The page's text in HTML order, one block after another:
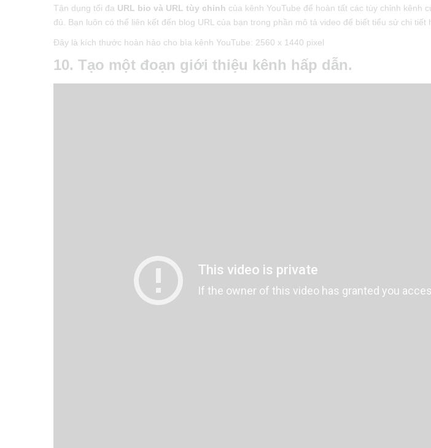
Tận dụng tối đa URL bio và URL tùy chỉnh của kênh YouTube để hoàn tất các tùy chỉnh kênh
đủ. Bạn luôn có thể liên kết đến blog URL của bạn trong phần mô tả video để biết tiểu sử chi tiết
Đây là kích thước hoàn hảo cho bìa kênh YouTube: 2560 x 1440 pixel
10. Tạo một đoạn giới thiệu kênh hấp dẫn.